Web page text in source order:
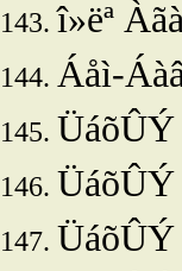
î»ëª
Áåì-
ÜáõÛÝ
ÜáõÛÝ
ÜáõÛÝ